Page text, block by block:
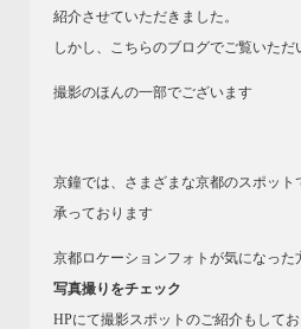
紹介させていただきました。
しかし、こちらのブログでご覧いただ
撮影のほんの一部でございます
京鐘では、さまざまな京都のスポット
承っております
京都ロケーションフォトが気になった
写真撮りをチェック
HPにて撮影スポットのご紹介もしてお